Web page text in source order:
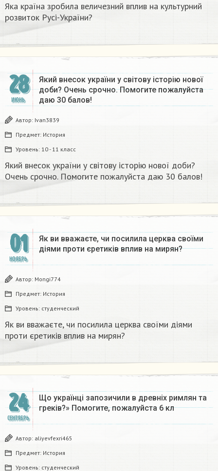
Яка країна зробила величезний вплив на культурний
розвиток Русі-України?
28
ИЮНЬ
Який внесок україни у світову історію нової
доби? Очень срочно. Помогите пожалуйста
даю 30 балов!
Автор: Ivan3839
Предмет: История
Уровень: 10 - 11 класс
Який внесок україни у світову історію нової доби?
Очень срочно. Помогите пожалуйста даю 30 балов!
01
НОЯБРЬ
Як ви вважаєте, чи посилила церква своїми
діями проти єретиків вплив на мирян?​
Автор: Mongi774
Предмет: История
Уровень: студенческий
Як ви вважаєте, чи посилила церква своїми діями
проти єретиків вплив на мирян?​
24
СЕНТЯБРЬ
Що українці запозичили в древніх римлян та
греків?» Помогите, пожалуйста 6 кл
Автор: aliyevfexri465
Предмет: История
Уровень: студенческий